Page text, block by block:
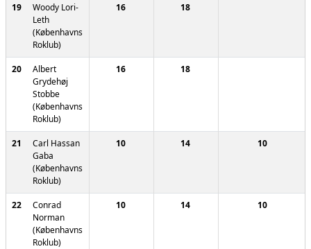
19
Woody Lori-
Leth
(Københavns
Roklub)
16 18
20
Albert
Grydehøj
Stobbe
(Københavns
Roklub)
16 18
21
Carl Hassan
Gaba
(Københavns
Roklub)
10 14 10
22
Conrad
Norman
(Københavns
Roklub)
10 14 10